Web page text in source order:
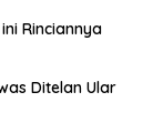
Rinciannya
Ditelan Ular